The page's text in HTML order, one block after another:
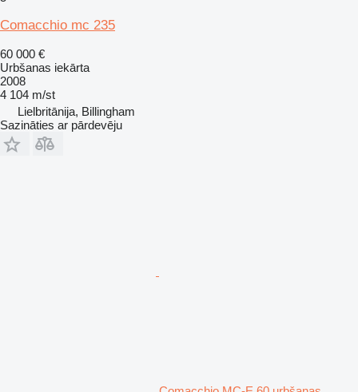
Comacchio mc 235
60 000 €
Urbšanas iekārta
2008
4 104 m/st
Lielbritānija, Billingham
Sazināties ar pārdevēju